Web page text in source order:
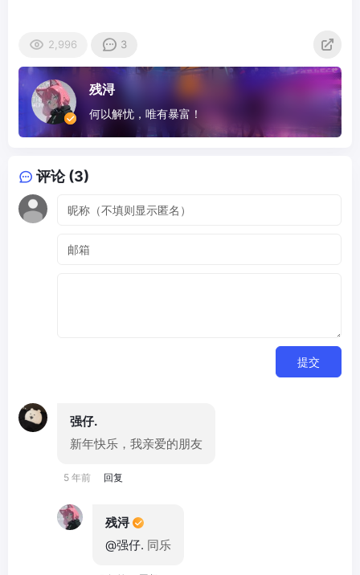
2,996 3
残浔
何以解忧，唯有暴富！
评论 (3)
提交
强仔.
新年快乐，我亲爱的朋友
5 年前 回复
残浔
@强仔. 同乐